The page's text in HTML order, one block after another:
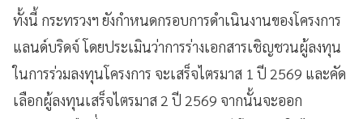
ทั้งนี้ กระทรวงฯ ยังกำหนดกรอบการดำเนินงานของโครงการ
แลนด์บริดจ์ โดยประเมินว่าการร่างเอกสารเชิญชวนผู้ลงทุน
ในการร่วมลงทุนโครงการ จะเสร็จไตรมาส 1 ปี 2569 และคัด
เลือกผู้ลงทุนเสร็จไตรมาส 2 ปี 2569 จากนั้นจะออก